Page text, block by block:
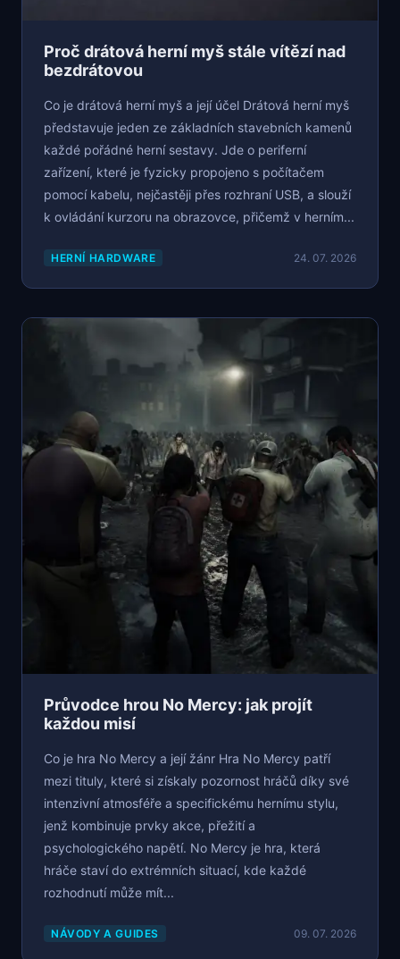
Proč drátová herní myš stále vítězí nad
bezdrátovou
Co je drátová herní myš a její účel Drátová herní myš
představuje jeden ze základních stavebních kamenů
každé pořádné herní sestavy. Jde o periferní
zařízení, které je fyzicky propojeno s počítačem
pomocí kabelu, nejčastěji přes rozhraní USB, a slouží
k ovládání kurzoru na obrazovce, přičemž v herním...
HERNÍ HARDWARE 24. 07. 2026
Průvodce hrou No Mercy: jak projít
každou misí
Co je hra No Mercy a její žánr Hra No Mercy patří
mezi tituly, které si získaly pozornost hráčů díky své
intenzivní atmosféře a specifickému hernímu stylu,
jenž kombinuje prvky akce, přežití a
psychologického napětí. No Mercy je hra, která
hráče staví do extrémních situací, kde každé
rozhodnutí může mít...
NÁVODY A GUIDES 09. 07. 2026